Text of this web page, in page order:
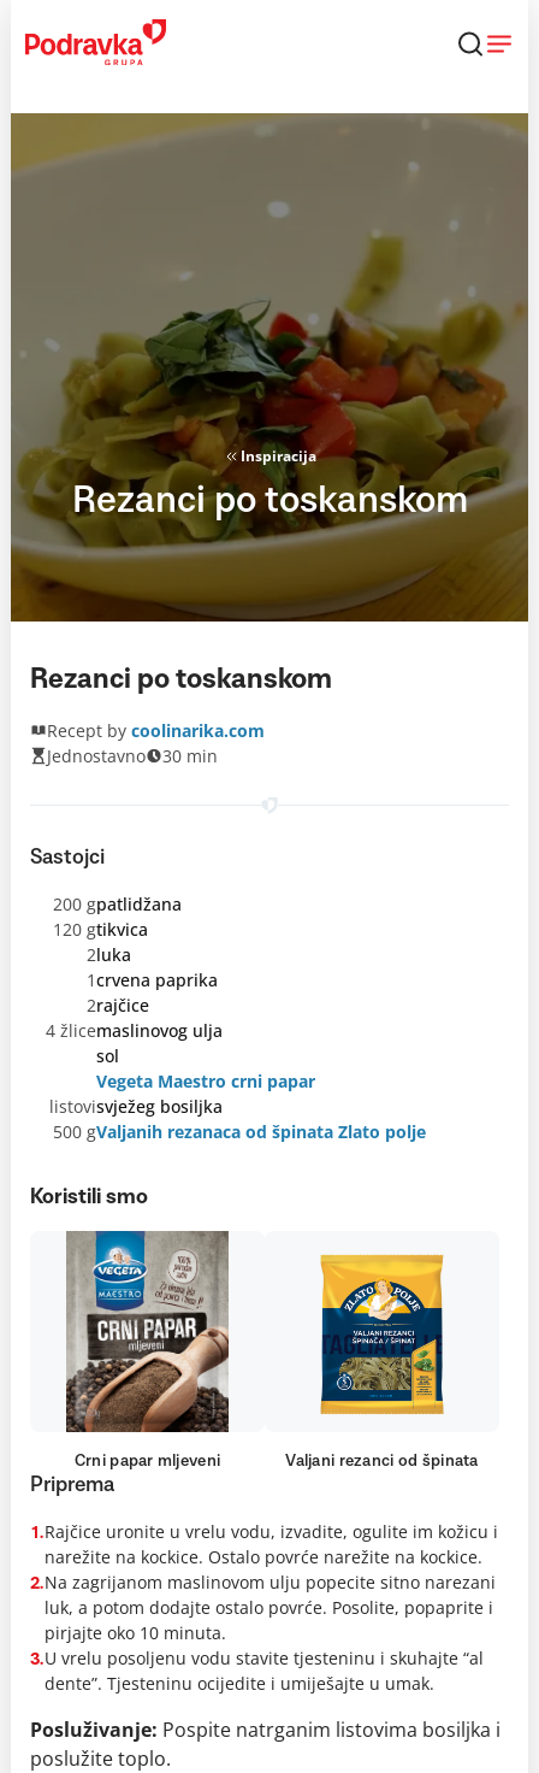
content
Inspiracija
Rezanci po toskanskom
Rezanci po toskanskom
Recept by coolinarika.com
Jednostavno
30 min
Sastojci
200 gpatlidžana
120 gtikvica
2luka
1crvena paprika
2rajčice
4 žlicemaslinovog ulja
sol
Vegeta Maestro crni papar
listovisvježeg bosiljka
500 gValjanih rezanaca od špinata Zlato polje
Koristili smo
Crni papar mljeveni Valjani rezanci od špinata
Priprema
1.Rajčice uronite u vrelu vodu, izvadite, ogulite im kožicu i
narežite na kockice. Ostalo povrće narežite na kockice.
2.Na zagrijanom maslinovom ulju popecite sitno narezani
luk, a potom dodajte ostalo povrće. Posolite, popaprite i
pirjajte oko 10 minuta.
3.U vrelu posoljenu vodu stavite tjesteninu i skuhajte “al
dente”. Tjesteninu ocijedite i umiješajte u umak.
Posluživanje: Pospite natrganim listovima bosiljka i
poslužite toplo.